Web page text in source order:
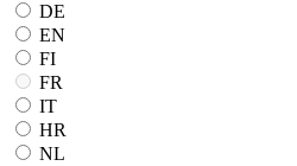
DE
EN
FI
FR
IT
HR
NL